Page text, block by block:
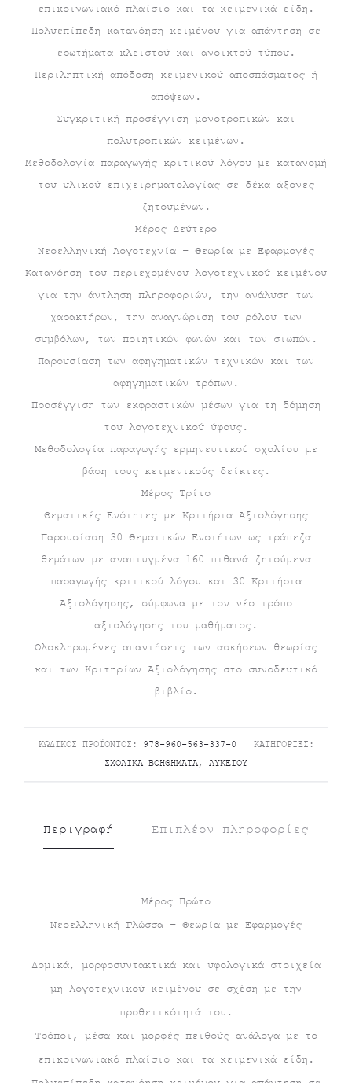
επικοινωνιακό πλαίσιο και τα κειμενικά είδη.
Πολυεπίπεδη κατανόηση κειμένου για απάντηση σε
ερωτήματα κλειστού και ανοικτού τύπου.
Περιληπτική απόδοση κειμενικού αποσπάσματος ή
απόψεων.
Συγκριτική προσέγγιση μονοτροπικών και
πολυτροπικών κειμένων.
Μεθοδολογία παραγωγής κριτικού λόγου με κατανομή
του υλικού επιχειρηματολογίας σε δέκα άξονες
ζητουμένων.
Μέρος Δεύτερο
Νεοελληνική Λογοτεχνία – Θεωρία με Εφαρμογές
Κατανόηση του περιεχομένου λογοτεχνικού κειμένου
για την άντληση πληροφοριών, την ανάλυση των
χαρακτήρων, την αναγνώριση του ρόλου των
συμβόλων, των ποιητικών φωνών και των σιωπών.
Παρουσίαση των αφηγηματικών τεχνικών και των
αφηγηματικών τρόπων.
Προσέγγιση των εκφραστικών μέσων για τη δόμηση
του λογοτεχνικού ύφους.
Μεθοδολογία παραγωγής ερμηνευτικού σχολίου με
βάση τους κειμενικούς δείκτες.
Μέρος Τρίτο
Θεματικές Ενότητες με Κριτήρια Αξιολόγησης
Παρουσίαση 30 Θεματικών Ενοτήτων ως τράπεζα
θεμάτων με αναπτυγμένα 160 πιθανά ζητούμενα
παραγωγής κριτικού λόγου και 30 Κριτήρια
Αξιολόγησης, σύμφωνα με τον νέο τρόπο
αξιολόγησης του μαθήματος.
Ολοκληρωμένες απαντήσεις των ασκήσεων θεωρίας
και των Κριτηρίων Αξιολόγησης στο συνοδευτικό
βιβλίο.
ΚΩΔΙΚΌΣ ΠΡΟΪΌΝΤΟΣ: 978-960-563-337-0
ΚΑΤΗΓΟΡΊΕΣ:
ΣΧΟΛΙΚΆ ΒΟΗΘΉΜΑΤΑ, ΛΥΚΕΊΟΥ
Περιγραφή Επιπλέον πληροφορίες
Μέρος Πρώτο
Νεοελληνική Γλώσσα – Θεωρία με Εφαρμογές
Δομικά, μορφοσυντακτικά και υφολογικά στοιχεία
μη λογοτεχνικού κειμένου σε σχέση με την
προθετικότητά του.
Τρόποι, μέσα και μορφές πειθούς ανάλογα με το
επικοινωνιακό πλαίσιο και τα κειμενικά είδη.